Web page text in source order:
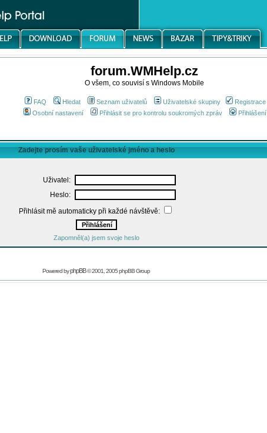
forum.WMHelp.cz
O všem, co souvisí s Windows Mobile
FAQ Hledat Seznam uživatelů Uživatelské skupiny
Registrace
Osobní nastavení
Přihlásit se pro kontrolu soukromých zpráv Přihlášení
Zadejte prosím vaše uživatelské jméno a heslo
Uživatel:
Heslo:
Přihlásit mě automaticky při každé návštěvě:
Zapomněl(a) jsem svoje heslo
Powered byphpBB© 2001, 2005 phpBB Group